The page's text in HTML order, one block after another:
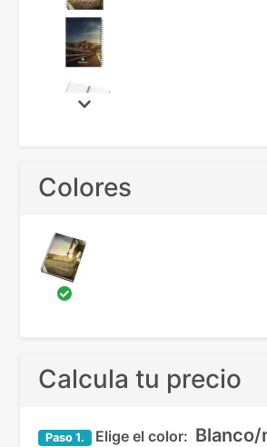
Colores
Calcula tu precio
Paso 1. Elige el color: